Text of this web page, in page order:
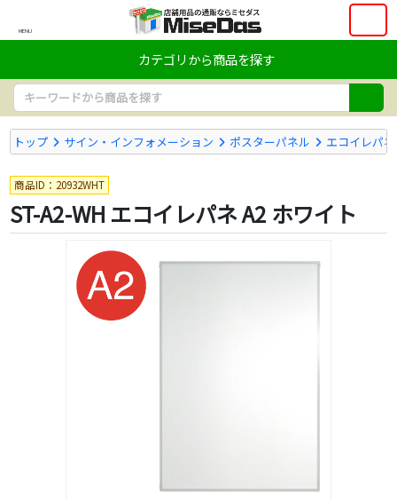
MENU
カテゴリから商品を探す
トップ サイン・インフォメーション ポスターパネル エコイレパネ
商品ID：20932WHT
ST-A2-WH エコイレパネ A2 ホワイト